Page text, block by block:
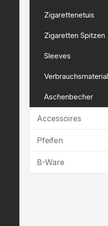
Zigarettenetuis
Zigaretten Spitzen
Sleeves
Verbrauchsmaterial
Aschenbecher
Accessoires
Pfeifen
B-Ware